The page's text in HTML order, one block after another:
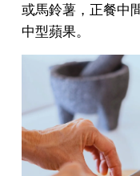
或馬鈴薯，正餐中
中型蘋果。